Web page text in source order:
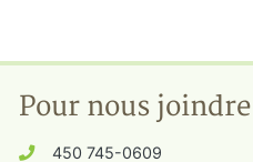
Pour nous joindre
450 745-0609